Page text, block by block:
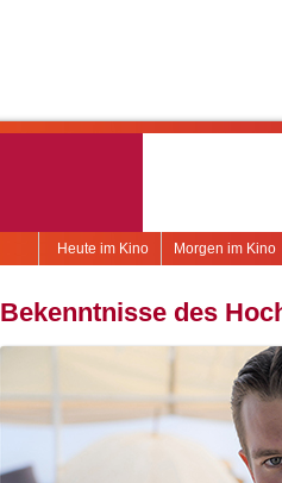
Morgen im Kino
Heute im Kino
Bekenntnisse des